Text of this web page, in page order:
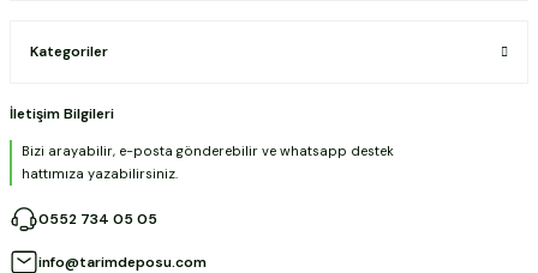
Kategoriler
İletişim Bilgileri
Bizi arayabilir, e-posta gönderebilir ve whatsapp destek
hattımıza yazabilirsiniz.
0552 734 05 05
info@tarimdeposu.com